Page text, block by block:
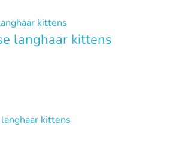
langhaar kittens
kittens